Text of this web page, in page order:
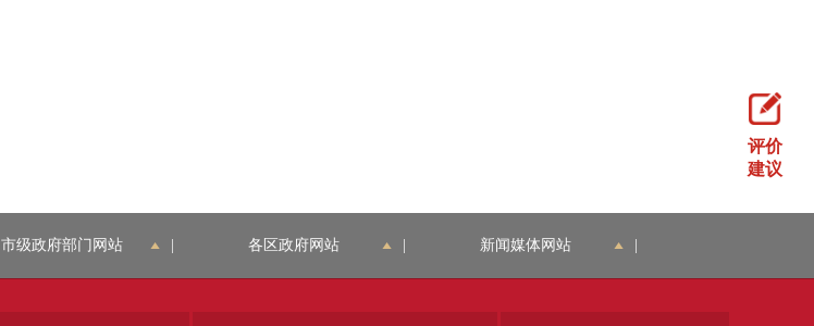
评价
建议
市级政府部门网站 | 各区政府网站 | 新闻媒体网站 |